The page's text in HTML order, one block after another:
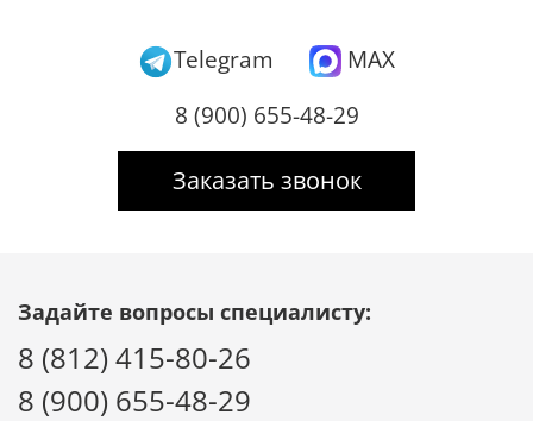
Telegram
MAX
8 (900) 655-48-29
Заказать звонок
Задайте вопросы специалисту:
8 (812) 415-80-26
8 (900) 655-48-29